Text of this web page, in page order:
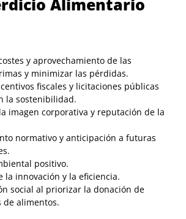
Alimentario
y aprovechamiento de las
y minimizar las pérdidas.
fiscales y licitaciones públicas
la sostenibilidad.
imagen corporativa y reputación de la
normativo y anticipación a futuras
positivo.
la innovación y la eficiencia.
social al priorizar la donación de
de alimentos.